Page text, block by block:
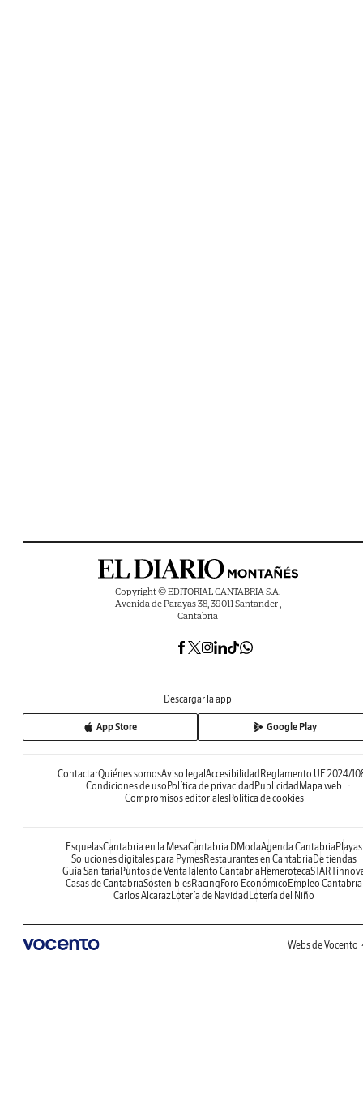
Copyright © EDITORIAL CANTABRIA S.A.
Avenida de Parayas 38, 39011 Santander ,
Cantabria
Descargar la app
App Store Google Play
ContactarQuiénes somosAviso legalAccesibilidadReglamento UE 2024/
Condiciones de usoPolítica de privacidadPublicidadMapa web
Compromisos editorialesPolítica de cookies
EsquelasCantabria en la MesaCantabria DModaAgenda CantabriaPlayas
Soluciones digitales para PymesRestaurantes en CantabriaDe tiendas
Guía SanitariaPuntos de VentaTalento CantabriaHemeroteca
Casas de CantabriaSosteniblesRacingForo EconómicoEmpleo Cantabria
Carlos AlcarazLotería de NavidadLotería del Niño
Webs de Vocento